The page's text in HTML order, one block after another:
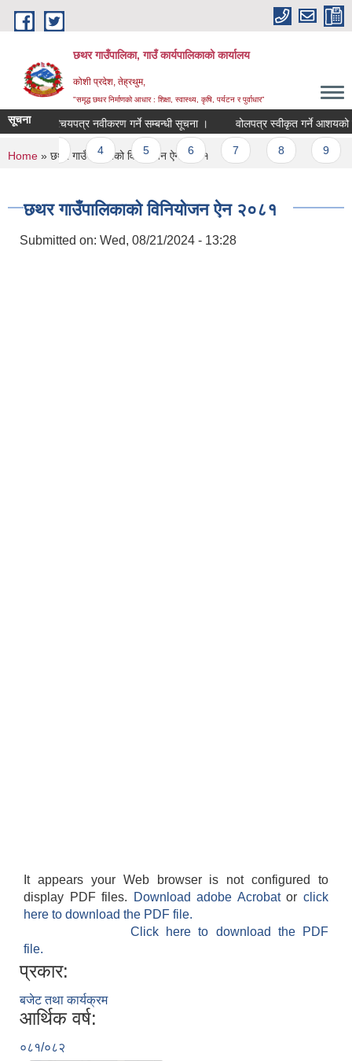
Skip to main content
छथर गाउँपालिका, गाउँ कार्यपालिकाको कार्यालय
कोशी प्रदेश, तेह्रथुम,
"समृद्ध छथर निर्माणको आधार : शिक्षा, स्वास्थ्य, कृषि, पर्यटन र पुर्वाधार”
सूचना
भत्ता परिचयपत्र नवीकरण गर्ने सम्बन्धी सूचना । वोलपत्र स्वीकृत गर्ने आशयको
4 5 6
You are here
Home » छथर गाउँपालिकाको विनियोजन ऐन २०८१
छथर गाउँपालिकाको विनियोजन ऐन २०८१
Submitted on: Wed, 08/21/2024 - 13:28
It appears your Web browser is not configured to
display PDF files.
Download adobe Acrobatorclick
here to download the PDF file.
Click here to download the PDF
file.
प्रकार:
बजेट तथा कार्यक्रम
आर्थिक वर्ष:
०८१/०८२